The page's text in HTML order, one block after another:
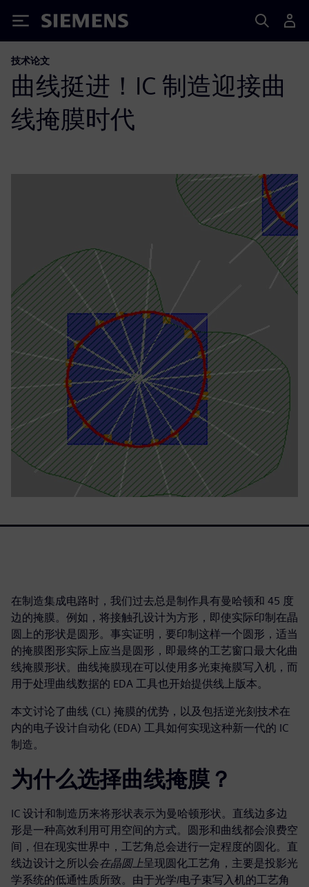
Siemens
技术论文
曲线挺进！IC 制造迎接曲
线掩膜时代
在制造集成电路时，我们过去总是制作具有曼哈顿和 45 度
边的掩膜。例如，将接触孔设计为方形，即使实际印制在晶
圆上的形状是圆形。事实证明，要印制这样一个圆形，适当
的掩膜图形实际上应当是圆形，即最终的工艺窗口最大化曲
线掩膜形状。曲线掩膜现在可以使用多光束掩膜写入机，而
用于处理曲线数据的 EDA 工具也开始提供线上版本。
本文讨论了曲线 (CL) 掩膜的优势，以及包括逆光刻技术在
内的电子设计自动化 (EDA) 工具如何实现这种新一代的 IC
制造。
为什么选择曲线掩膜？
IC 设计和制造历来将形状表示为曼哈顿形状。直线边多边
形是一种高效利用可用空间的方式。圆形和曲线都会浪费空
间，但在现实世界中，工艺角总会进行一定程度的圆化。直
线边设计之所以会在晶圆上呈现圆化工艺角，主要是投影光
学系统的低通性质所致。由于光学/电子束写入机的工艺角